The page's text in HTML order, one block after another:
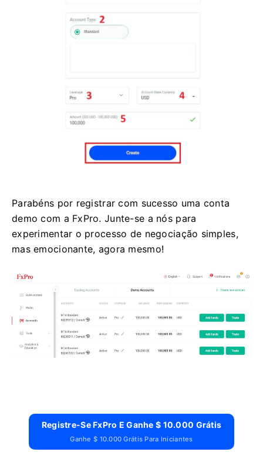
Parabéns por registrar com sucesso uma conta
demo com a FxPro. Junte-se a nós para
experimentar o processo de negociação simples,
mas emocionante, agora mesmo!
Registre-Se FxPro E Ganhe $ 10.000 Grátis
Ganhe $ 10.000 Grátis Para Iniciantes